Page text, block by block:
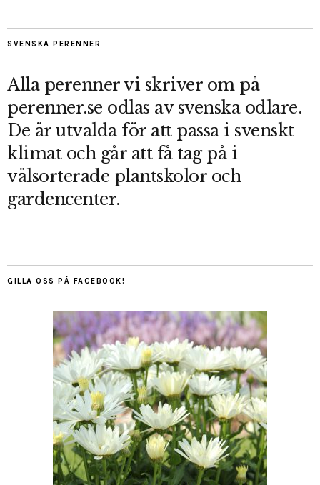
SVENSKA PERENNER
Alla perenner vi skriver om på
perenner.se odlas av svenska odlare.
De är utvalda för att passa i svenskt
klimat och går att få tag på i
välsorterade plantskolor och
gardencenter.
GILLA OSS PÅ FACEBOOK!